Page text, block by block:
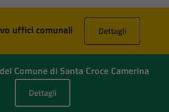
Santa Croce
uffici comunali Dettagli
Comune di Santa Croce Camerina
Dettagli